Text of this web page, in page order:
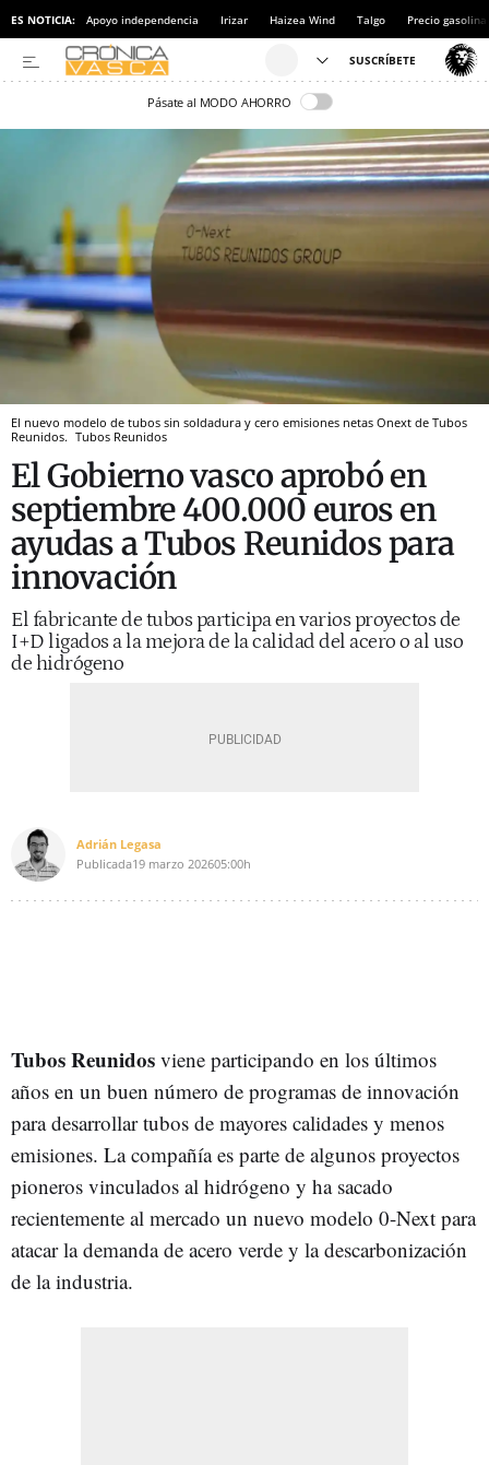
ES NOTICIA: Apoyo independencia Irizar Haizea Wind Talgo Precio gasolina
Pásate al MODO AHORRO
El nuevo modelo de tubos sin soldadura y cero emisiones netas Onext de Tubos
Reunidos. Tubos Reunidos
El Gobierno vasco aprobó en
septiembre 400.000 euros en
ayudas a Tubos Reunidos para
innovación
El fabricante de tubos participa en varios proyectos de
I+D ligados a la mejora de la calidad del acero o al uso
de hidrógeno
Adrián Legasa
Publicada19 marzo 202605:00h
Tubos Reunidos viene participando en los últimos
años en un buen número de programas de innovación
para desarrollar tubos de mayores calidades y menos
emisiones. La compañía es parte de algunos proyectos
pioneros vinculados al hidrógeno y ha sacado
recientemente al mercado un nuevo modelo 0-Next para
atacar la demanda de acero verde y la descarbonización
de la industria.